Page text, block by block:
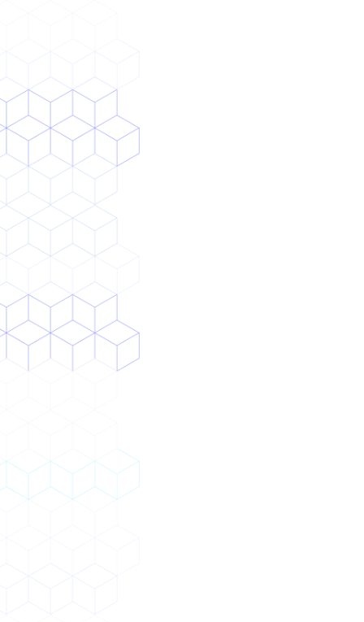
ルール整備